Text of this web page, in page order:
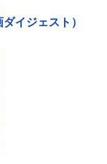
イジェスト）